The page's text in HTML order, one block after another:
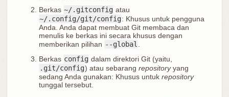
Berkas ~/.gitconfig atau
~/.config/git/config: Khusus untuk pengguna
Anda. Anda dapat membuat Git membaca dan
menulis ke berkas ini secara khusus dengan
memberikan pilihan --global
Berkas config dalam direktori Git (yaitu,
.git/config) atau sebarang repositoryyang
sedang Anda gunakan: Khusus untuk repository
tunggal tersebut.